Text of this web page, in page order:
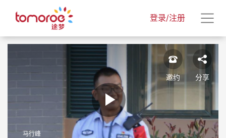
登录/注册
Play
马行峰
邀约 分享